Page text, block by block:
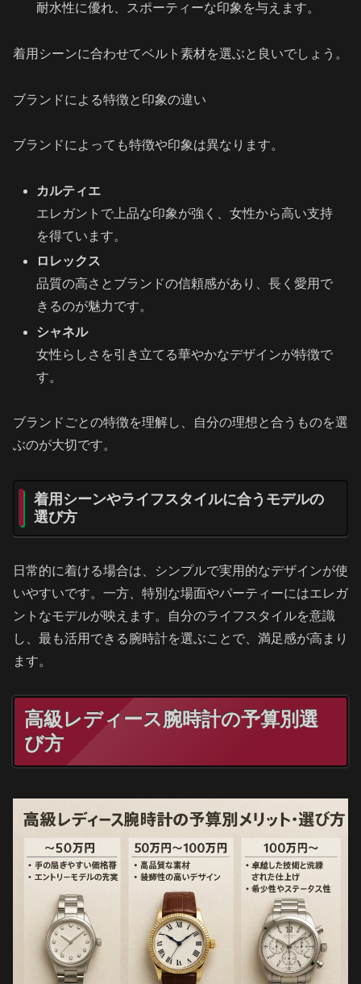
耐水性に優れ、スポーティーな印象を与えます。
着用シーンに合わせてベルト素材を選ぶと良いでしょう。
ブランドによる特徴と印象の違い
ブランドによっても特徴や印象は異なります。
カルティエ
エレガントで上品な印象が強く、女性から高い支持
を得ています。
ロレックス
品質の高さとブランドの信頼感があり、長く愛用で
きるのが魅力です。
シャネル
女性らしさを引き立てる華やかなデザインが特徴で
す。
ブランドごとの特徴を理解し、自分の理想と合うものを選
ぶのが大切です。
着用シーンやライフスタイルに合うモデルの
選び方
日常的に着ける場合は、シンプルで実用的なデザインが使
いやすいです。一方、特別な場面やパーティーにはエレガ
ントなモデルが映えます。自分のライフスタイルを意識
し、最も活用できる腕時計を選ぶことで、満足感が高まり
ます。
高級レディース腕時計の予算別選
び方